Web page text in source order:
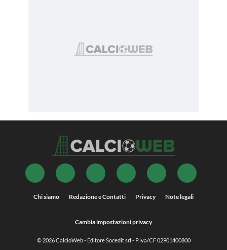
Chi siamo Redazione e Contatti Privacy Note legali
Cambia impostazioni privacy
© 2026CalcioWeb- Editore Socedit srl - P.iva/CF 02901400800